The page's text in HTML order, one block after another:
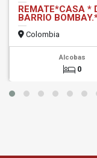
REMATE*CASA *
BARRIO
Colombia
Alcobas
0